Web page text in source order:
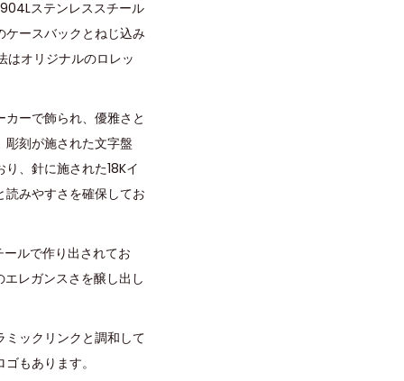
ステンレススチール
ースバックとねじ込み
はオリジナルのロレッ
ーで飾られ、優雅さと
刻が施された文字盤
、針に施された18Kイ
みやすさを確保してお
ルで作り出されてお
レガンスさを醸し出し
ックリンクと調和して
もあります。